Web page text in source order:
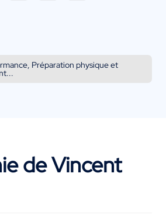
Préparation physique et
de Vincent